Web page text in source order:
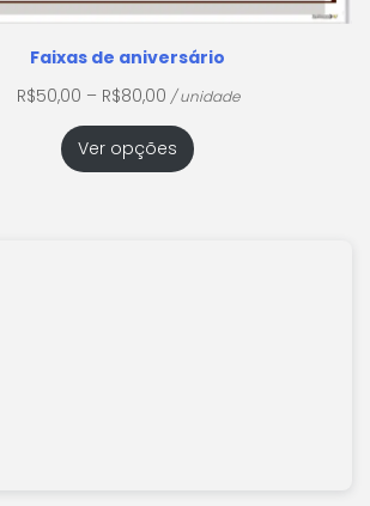
Faixas de aniversário
R$50,00 – R$80,00 / unidade
Ver opções